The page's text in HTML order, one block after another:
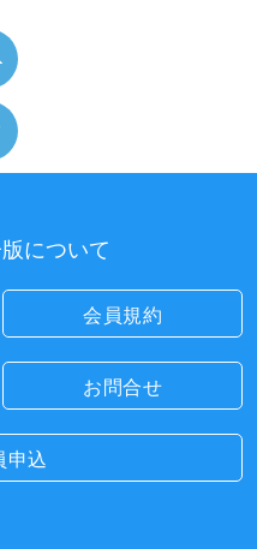
について
会員規約
お問合せ
申込